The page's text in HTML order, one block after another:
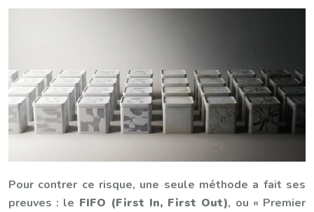
Pour contrer ce risque, une seule méthode a fait ses
preuves : le FIFO (First In, First Out), ou « Premier